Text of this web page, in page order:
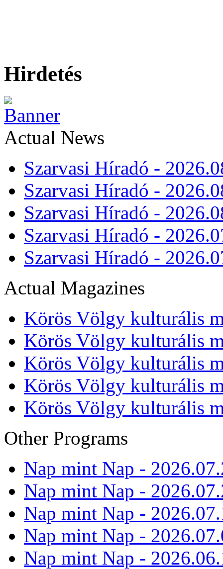
Hirdetés
Actual News
Szarvasi Híradó -
Szarvasi Híradó -
Szarvasi Híradó -
Szarvasi Híradó -
Szarvasi Híradó -
Actual Magazines
Körös Völgy kulturális
Körös Völgy kulturális
Körös Völgy kulturális
Körös Völgy kulturális
Körös Völgy kulturális
Other Programs
Nap mint Nap -
Nap mint Nap -
Nap mint Nap -
Nap mint Nap -
Nap mint Nap -